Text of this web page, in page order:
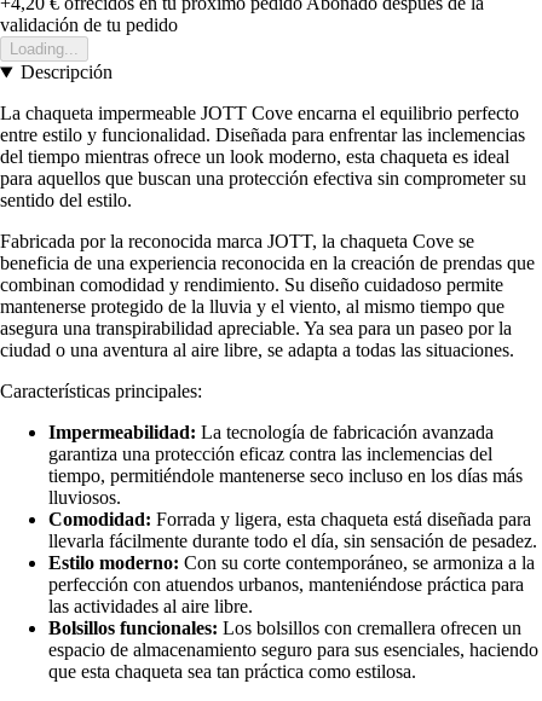
validación de tu pedido
Loading...
Descripción
La chaqueta impermeable JOTT Cove encarna el equilibrio perfecto
entre estilo y funcionalidad. Diseñada para enfrentar las inclemencias
del tiempo mientras ofrece un look moderno, esta chaqueta es ideal
para aquellos que buscan una protección efectiva sin comprometer su
sentido del estilo.
Fabricada por la reconocida marca JOTT, la chaqueta Cove se
beneficia de una experiencia reconocida en la creación de prendas que
combinan comodidad y rendimiento. Su diseño cuidadoso permite
mantenerse protegido de la lluvia y el viento, al mismo tiempo que
asegura una transpirabilidad apreciable. Ya sea para un paseo por la
ciudad o una aventura al aire libre, se adapta a todas las situaciones.
Características principales:
Impermeabilidad: La tecnología de fabricación avanzada
garantiza una protección eficaz contra las inclemencias del
tiempo, permitiéndole mantenerse seco incluso en los días más
lluviosos.
Comodidad: Forrada y ligera, esta chaqueta está diseñada para
llevarla fácilmente durante todo el día, sin sensación de pesadez.
Estilo moderno: Con su corte contemporáneo, se armoniza a la
perfección con atuendos urbanos, manteniéndose práctica para
las actividades al aire libre.
Bolsillos funcionales: Los bolsillos con cremallera ofrecen un
espacio de almacenamiento seguro para sus esenciales, haciendo
que esta chaqueta sea tan práctica como estilosa.